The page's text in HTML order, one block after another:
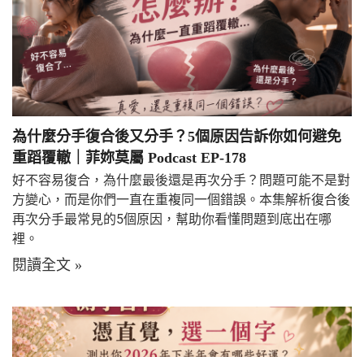
為什麼分手復合後又分手？5個原因告訴你如何避免
重蹈覆轍｜菲妳莫屬 Podcast EP-178
好不容易復合，為什麼最後還是再次分手？問題可能不是對
方變心，而是你們一直在重複同一個錯誤。本集解析復合後
再次分手最常見的5個原因，幫助你看懂問題到底出在哪
裡。
閱讀全文 »